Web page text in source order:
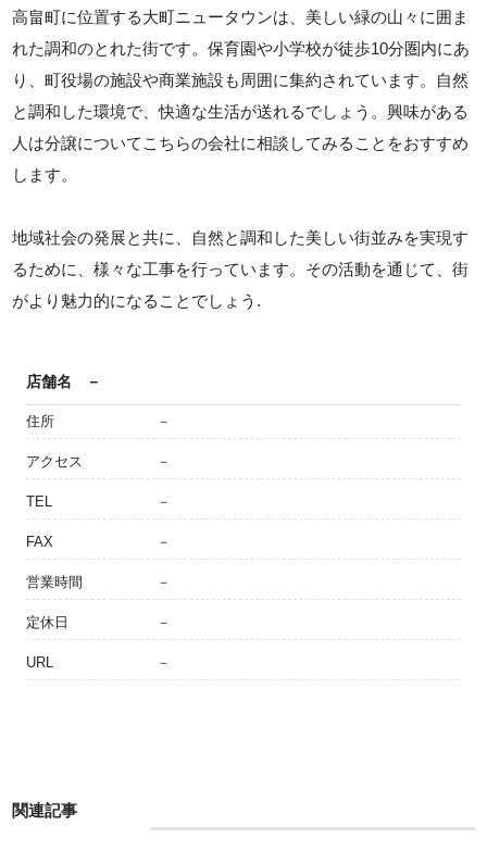
高畠町に位置する大町ニュータウンは、美しい緑の山々に囲ま
れた調和のとれた街です。保育園や小学校が徒歩10分圏内にあ
り、町役場の施設や商業施設も周囲に集約されています。自然
と調和した環境で、快適な生活が送れるでしょう。興味がある
人は分譲についてこちらの会社に相談してみることをおすすめ
します。
地域社会の発展と共に、自然と調和した美しい街並みを実現す
るために、様々な工事を行っています。その活動を通じて、街
がより魅力的になることでしょう.
店舗名 －
住所 －
アクセス －
TEL －
FAX －
営業時間 －
定休日 －
URL －
関連記事